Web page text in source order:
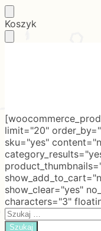
Skip
to
Skip
to
Koszyk
limit="20"
sku="yes"
show_clear="yes"
characters="3"
Search
for: